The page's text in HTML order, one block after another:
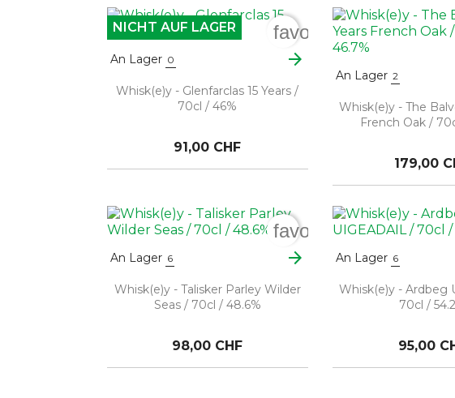
An Lager 0 arrow_forward
Whisk(e)y - Glenfarclas 15 Years /
70cl / 46%
91,00 CHF
NICHT AUF LAGER favorite_border
An Lager 2
Whisk(e)y - The
French Oak /
179,00
An Lager 6 arrow_forward
Whisk(e)y - Talisker Parley Wilder
Seas / 70cl / 48.6%
98,00 CHF
favorite_border
An Lager 6
Whisk(e)y - Ardbeg
70cl /
95,00